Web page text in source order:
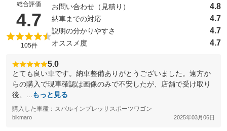
総合評価
4.7 （5点満点中）
105件
お問い合わせ（見積り） 4.8
納車までの対応 4.7
説明の分かりやすさ 4.7
オススメ度 4.7
5.0
とても良い車です。納車整備ありがとうございました。遠方か
らの購入で現車確認は画像のみで不安したが、店舗で受け取り
後、...
もっと見る
購入した車種：スバルインプレッサスポーツワゴン
bikmaro 2025年03月06日